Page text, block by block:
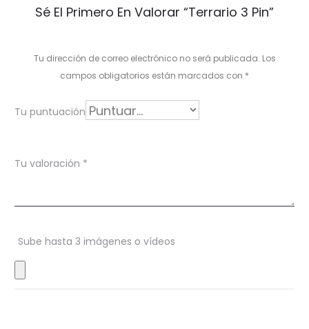
r
i
o
e
s
Sé El Primero En Valorar “Terrario 3 Pin”
Tu dirección de correo electrónico no será publicada. Los
campos obligatorios están marcados con *
Tu puntuación
Tu valoración *
Sube hasta 3 imágenes o vídeos